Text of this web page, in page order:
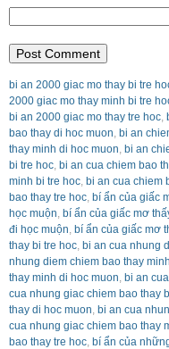
bi an 2000 giac mo thay bi tre
2000 giac mo thay minh bi tre
bi an 2000 giac mo thay tre hoc,
bao thay di hoc muon, bi an
thay minh di hoc muon, bi an
bi tre hoc, bi an cua chiem bao
minh bi tre hoc, bi an cua chiem
bao thay tre hoc, bí ẩn của giấc
học muộn, bí ẩn của giấc mơ
đi học muộn, bí ẩn của giấc mơ
thay bi tre hoc, bi an cua nhung
nhung diem chiem bao thay
thay minh di hoc muon, bi an
cua nhung giac chiem bao thay
thay di hoc muon, bi an cua
cua nhung giac chiem bao thay
bao thay tre hoc, bí ẩn của